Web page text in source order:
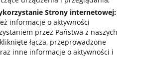
Strony internetowej:
informacje o aktywności
przez Państwa z naszych
łącza, przeprowadzone
inne informacje o aktywności i